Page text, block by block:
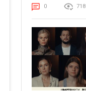
0 718